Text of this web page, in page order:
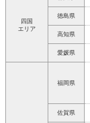
四国
エリア
徳島県
高知県
愛媛県
福岡県
佐賀県